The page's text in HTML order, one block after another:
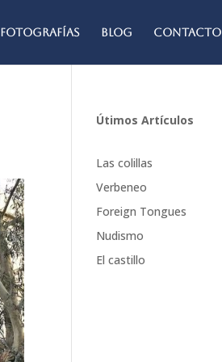
Fotografías Blog Contacto
Útimos Artículos
Las colillas
Verbeneo
Foreign Tongues
Nudismo
El castillo